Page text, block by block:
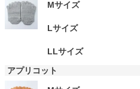
Mサイズ
Lサイズ
LLサイズ
アプリコット